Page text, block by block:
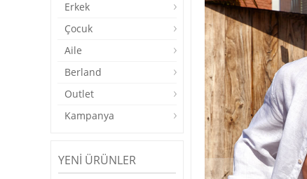
Erkek
Çocuk
Aile
Berland
Outlet
Kampanya
YENI ÜRÜNLER